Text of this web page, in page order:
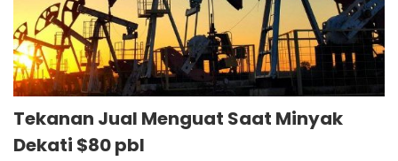
Tekanan Jual Menguat Saat Minyak
Dekati $80 pbl